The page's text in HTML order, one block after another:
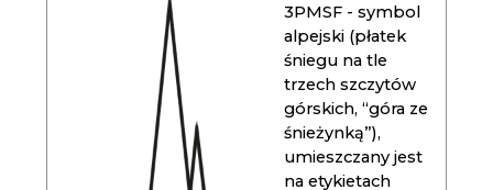
3PMSF - symbol
alpejski (płatek
śniegu na tle
trzech szczytów
górskich, “góra ze
śnieżynką”),
umieszczany jest
na etykietach